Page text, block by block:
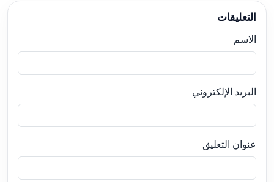
التعليقات
الاسم
البريد الإلكتروني
عنوان التعليق